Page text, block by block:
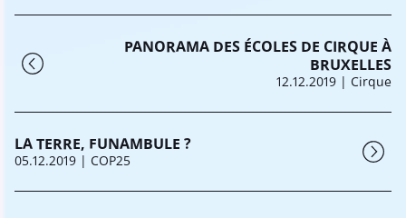
PANORAMA DES ÉCOLES DE CIRQUE À
BRUXELLES
12.12.2019 | Cirque
LA TERRE, FUNAMBULE ?
05.12.2019 | COP25